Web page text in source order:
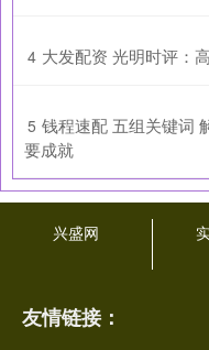
4 大发配资 光明时评：
5 钱程速配 五组关键词
要成就
兴盛网
友情链接：